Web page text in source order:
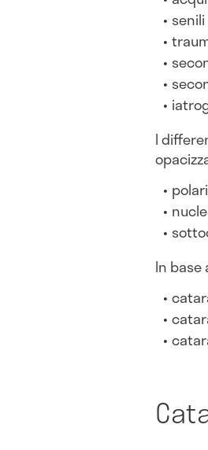
senili
I
In base